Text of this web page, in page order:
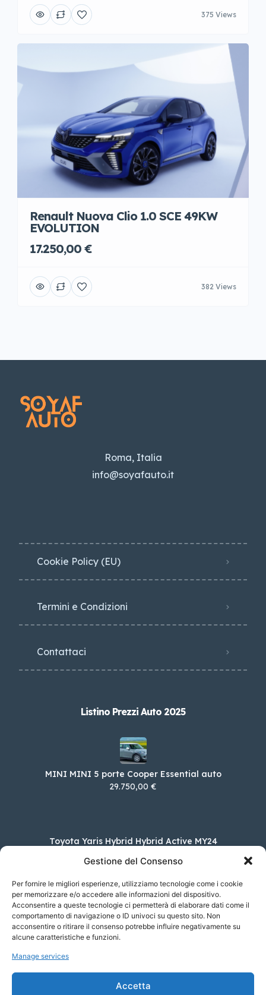
Gestione del Consenso
Per fornire le migliori esperienze, utilizziamo tecnologie come i cookie
per memorizzare e/o accedere alle informazioni del dispositivo.
Acconsentire a queste tecnologie ci permetterà di elaborare dati come il
comportamento di navigazione o ID univoci su questo sito. Non
acconsentire o ritirare il consenso potrebbe influire negativamente su
alcune caratteristiche e funzioni.
Manage services
Accetta
375 Views
Renault Nuova Clio 1.0 SCE 49KW
EVOLUTION
17.250,00 €
382 Views
Roma, Italia
info@soyafauto.it
Cookie Policy (EU)
Termini e Condizioni
Contattaci
Listino Prezzi Auto 2025
MINI MINI 5 porte Cooper Essential auto
29.750,00 €
Toyota Yaris Hybrid Hybrid Active MY24
Ford Nuova Fiesta 1.0 EcoBoost Hybrid 125CV
Titanium
23.750,00 €
Rolls-Royce Phantom 6.75 V12 auto EWB